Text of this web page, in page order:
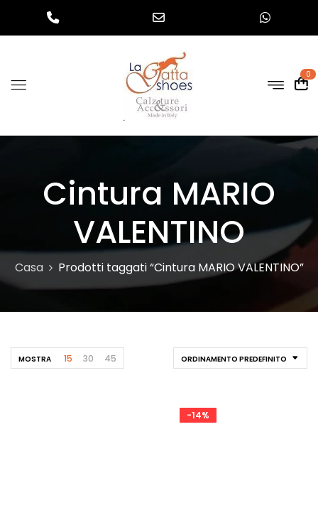
0
Cintura MARIO
VALENTINO
Casa Prodotti taggati “Cintura MARIO VALENTINO”
ORDINAMENTO PREDEFINITO
MOSTRA 15 30 45
-14%